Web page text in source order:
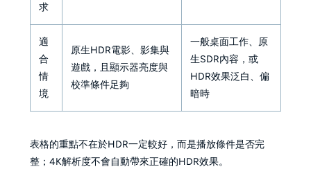
求
適
合
情
境
原生HDR電影、影集與
遊戲，且顯示器亮度與
校準條件足夠
一般桌面工作、原
生SDR內容，或
HDR效果泛白、偏
暗時
表格的重點不在於HDR一定較好，而是播放條件是否完
整；4K解析度不會自動帶來正確的HDR效果。